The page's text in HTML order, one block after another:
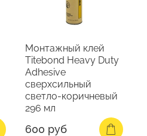
Монтажный клей
Titebond Heavy Duty
Adhesive
сверхсильный
светло-коричневый
296 мл
600 руб